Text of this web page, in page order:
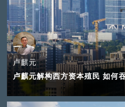
卢麒元
卢麒元解构西方资本殖民 如何